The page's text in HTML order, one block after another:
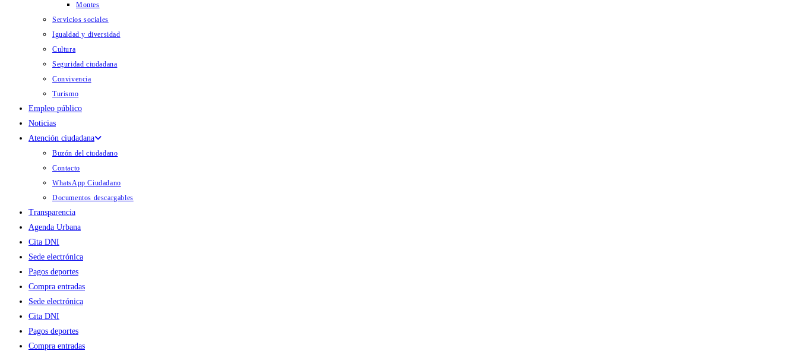
Montes
Servicios sociales
Igualdad y diversidad
Cultura
Seguridad ciudadana
Convivencia
Turismo
Empleo público
Noticias
Atención ciudadana
Buzón del ciudadano
Contacto
WhatsApp Ciudadano
Documentos descargables
Transparencia
Agenda Urbana
Cita DNI
Sede electrónica
Pagos deportes
Compra entradas
Sede electrónica
Cita DNI
Pagos deportes
Compra entradas